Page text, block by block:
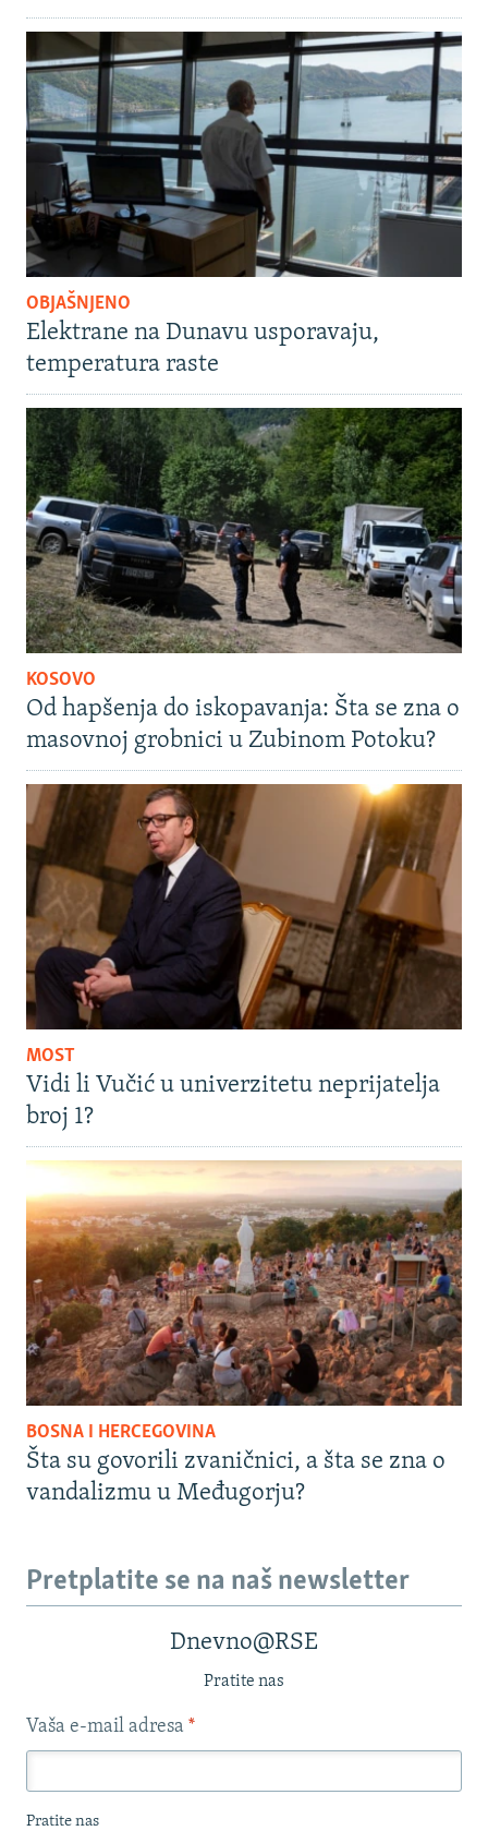
OBJAŠNJENO
Elektrane na Dunavu usporavaju,
temperatura raste
KOSOVO
Od hapšenja do iskopavanja: Šta se zna o
masovnoj grobnici u Zubinom Potoku?
MOST
Vidi li Vučić u univerzitetu neprijatelja
broj 1?
BOSNA I HERCEGOVINA
Šta su govorili zvaničnici, a šta se zna o
vandalizmu u Međugorju?
Pretplatite se na naš newsletter
Dnevno@RSE
Pratite nas
Vaša e-mail adresa *
Pratite nas